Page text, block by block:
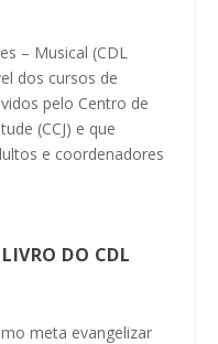
– Musical (CDL
dos cursos de
pelo Centro de
(CCJ) e que
e coordenadores
DO CDL
meta evangelizar